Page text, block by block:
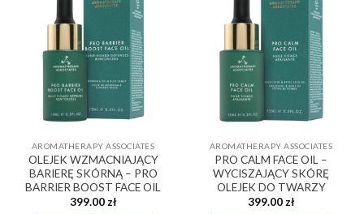
AROMATHERAPY ASSOCIATES
OLEJEK WZMACNIAJĄCY
BARIERĘ SKÓRNĄ – PRO
BARRIER BOOST FACE OIL
399.00 zł
AROMATHERAPY ASSOCIATES
PRO CALM FACE OIL –
WYCISZAJĄCY SKÓRĘ
OLEJEK DO TWARZY
399.00 zł